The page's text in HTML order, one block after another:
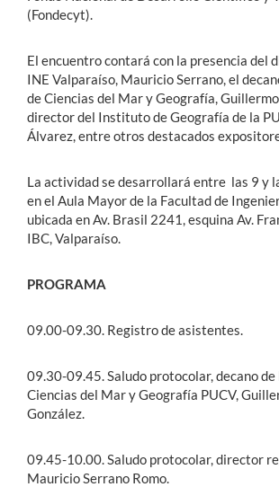
(Fondecyt).
El encuentro contará con la presencia del
INE Valparaíso, Mauricio Serrano, el
de Ciencias del Mar y Geografía,
director del Instituto de Geografía de la
Álvarez, entre otros destacados
La actividad se desarrollará entre las 9 y
en el Aula Mayor de la Facultad de
ubicada en Av. Brasil 2241, esquina Av.
IBC, Valparaíso.
PROGRAMA
09.00-09.30. Registro de asistentes.
09.30-09.45. Saludo protocolar, decano de
Ciencias del Mar y Geografía PUCV,
González.
09.45-10.00. Saludo protocolar, director
Mauricio Serrano Romo.